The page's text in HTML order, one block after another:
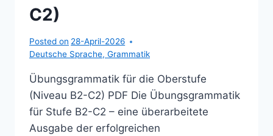
C2)
Posted on 28-April-2026
Deutsche Sprache, Grammatik
Übungsgrammatik für die Oberstufe
(Niveau B2-C2) PDF Die Übungsgrammatik
für Stufe B2-C2 – eine überarbeitete
Ausgabe der erfolgreichen